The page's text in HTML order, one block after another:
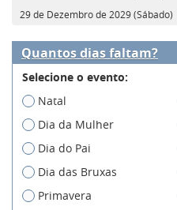
29 de Dezembro de 2029 (Sábado)
Quantos dias faltam?
Selecione o evento:
Natal
Dia da Mulher
Dia do Pai
Dia das Bruxas
Primavera